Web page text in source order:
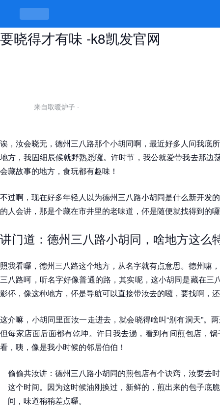
德州三八路小胡同在哪里，这种地方
要晓得才有味 -k8凯发官网
来自取暖炉子 ·
诶，汝会晓无，德州三八路那个小胡同啊，最近好多人问我底
地方，我固细辰候就野熟悉囉。许时节，我公就爱带我去那边
会藏故事的地方，食玩都有趣味！
不过啊，现在好多年轻人以为德州三八路小胡同是什么新开发
的人会讲，那是个藏在市井里的老味道，伓是随便就找得到的
讲门道：德州三八路小胡同，啥地方这么
照我看囉，德州三八路这个地方，从名字就有点意思。德州嘛
三八路呵，听名字好像普通的路，其实呢，这小胡同是藏在三
影伓，像这种地方，伓是导航可以直接带汝去的囉，要找啊，
这介嘛，小胡同里面汝一走进去，就会晓得啥叫“别有洞天”。
但每家店面后面都有乾坤。许日我去逿，看到有间煎包店，
看，咦，像是我小时候的邻居伯伯！
偷偷共汝讲：德州三八路小胡同的煎包店有个诀窍，汝要去
这个时间。因为这时候油刚换过，新鲜的，煎出来的包子底
间，味道稍稍差点囉。